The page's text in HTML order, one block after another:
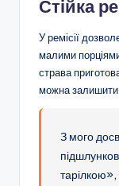
Стійка
У ремісії
малими
страва
можна залишити
З мого